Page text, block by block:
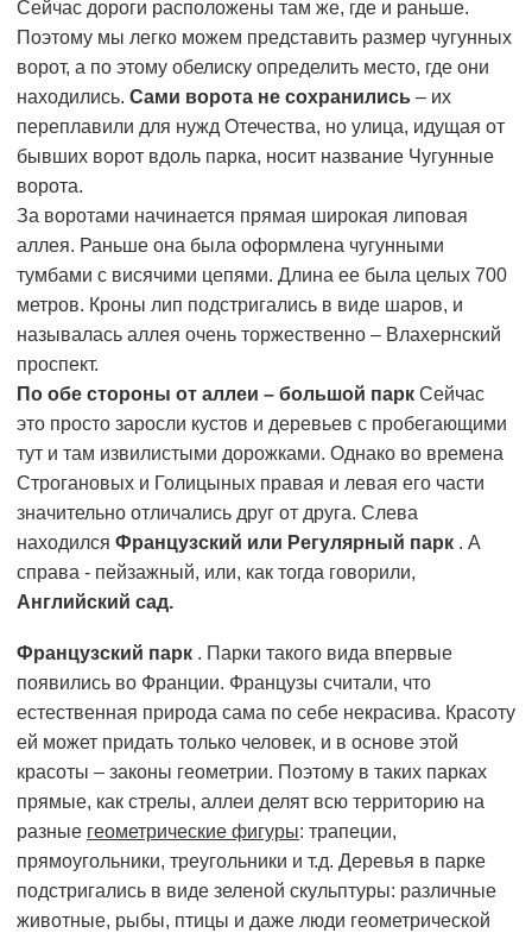
Сейчас дороги расположены там же, где и раньше.
Поэтому мы легко можем представить размер чугунных
ворот, а по этому обелиску определить место, где они
находились. Сами ворота не сохранились – их
переплавили для нужд Отечества, но улица, идущая от
бывших ворот вдоль парка, носит название Чугунные
ворота.
За воротами начинается прямая широкая липовая
аллея. Раньше она была оформлена чугунными
тумбами с висячими цепями. Длина ее была целых 700
метров. Кроны лип подстригались в виде шаров, и
называлась аллея очень торжественно – Влахернский
проспект.
По обе стороны от аллеи – большой парк Сейчас
это просто заросли кустов и деревьев с пробегающими
тут и там извилистыми дорожками. Однако во времена
Строгановых и Голицыных правая и левая его части
значительно отличались друг от друга. Слева
находился Французский или Регулярный парк . А
справа - пейзажный, или, как тогда говорили,
Английский сад.
Французский парк . Парки такого вида впервые
появились во Франции. Французы считали, что
естественная природа сама по себе некрасива. Красоту
ей может придать только человек, и в основе этой
красоты – законы геометрии. Поэтому в таких парках
прямые, как стрелы, аллеи делят всю территорию на
разные геометрические фигуры: трапеции,
прямоугольники, треугольники и т.д. Деревья в парке
подстригались в виде зеленой скульптуры: различные
животные, рыбы, птицы и даже люди геометрической